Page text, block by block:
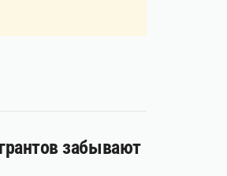
забывают